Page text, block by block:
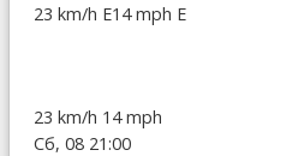
23 km/h E14 mph E
23 km/h 14 mph
Сб, 08 21:00